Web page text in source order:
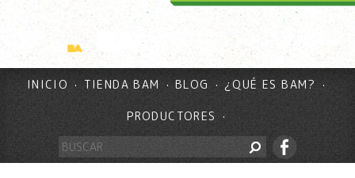
INICIO TIENDA BAM BLOG ¿QUÉ ES BAM?
PRODUCTORES